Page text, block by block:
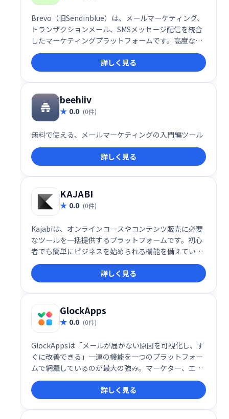
Brevo（旧Sendinblue）は、メールマーケティング、
トランザクションメール、SMSメッセージ配信を統合
したマーケティングプラットフォームです。高度な自
動化機能で、顧客とのエンゲージメントを高め、関係
構築を支援します。メール開封状況の確認や、コンテ
ンツの動的な調整も可能。洗練されたツールで、効果
的なマーケティング戦略を実現し、ビジネスの成長を
促進します。
詳しく見る
beehiiv
0.0 (0件)
無料で使える、メールマーケティングの入門編ツール
詳しく見る
KAJABI
0.0 (0件)
Kajabiは、オンラインコースやコンテンツ販売に必要
なツールを一括提供するプラットフォームです。初心
者でも簡単にビジネスを始められる機能を備えていま
す。
詳しく見る
GlockApps
0.0 (0件)
GlockAppsは「メールが届かない原因を可視化し、す
ぐに改善できる」一連の機能を一つのプラットフォー
ムで網羅しているのが最大の強み。マーケター、エン
ジニア、SaaS提供企業、EC事業者など、メールによる
顧客接点を重視するすべてのビジネスに対して、到達
率向上とブランド保護の両立を図れる信頼性の高いソ
リューションと言えるでしょう。
詳しく見る